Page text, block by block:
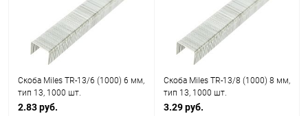
Скоба Miles TR-13/6 (1000) 6 мм,
тип 13, 1000 шт.
2.83 руб.
Скоба Miles TR-13/8 (1000) 8 мм,
тип 13, 1000 шт.
3.29 руб.